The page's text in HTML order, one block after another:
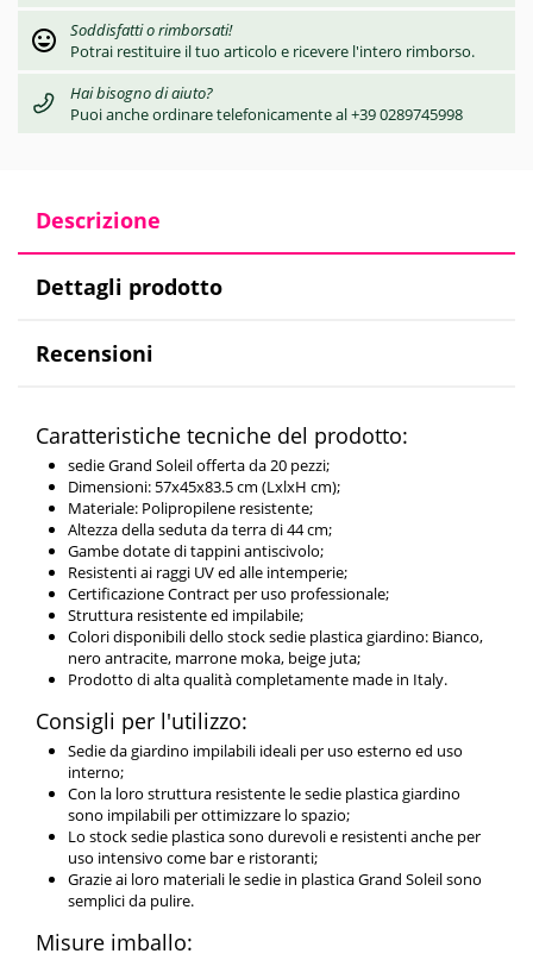
Soddisfatti o rimborsati!
Potrai restituire il tuo articolo e ricevere l'intero rimborso.
Hai bisogno di aiuto?
Puoi anche ordinare telefonicamente al +39 0289745998
Descrizione
Dettagli prodotto
Recensioni
Caratteristiche tecniche del prodotto:
sedie Grand Soleil offerta da 20 pezzi;
Dimensioni: 57x45x83.5 cm (LxlxH cm);
Materiale: Polipropilene resistente;
Altezza della seduta da terra di 44 cm;
Gambe dotate di tappini antiscivolo;
Resistenti ai raggi UV ed alle intemperie;
Certificazione Contract per uso professionale;
Struttura resistente ed impilabile;
Colori disponibili dello stock sedie plastica giardino: Bianco,
nero antracite, marrone moka, beige juta;
Prodotto di alta qualità completamente made in Italy.
Consigli per l'utilizzo:
Sedie da giardino impilabili ideali per uso esterno ed uso
interno;
Con la loro struttura resistente le sedie plastica giardino
sono impilabili per ottimizzare lo spazio;
Lo stock sedie plastica sono durevoli e resistenti anche per
uso intensivo come bar e ristoranti;
Grazie ai loro materiali le sedie in plastica Grand Soleil sono
semplici da pulire.
Misure imballo: